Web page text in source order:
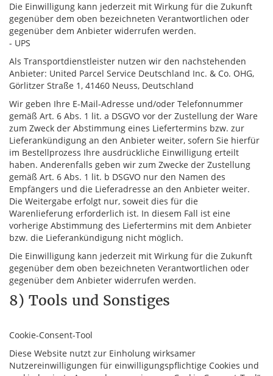
Die Einwilligung kann jederzeit mit Wirkung für die Zukunft
gegenüber dem oben bezeichneten Verantwortlichen oder
gegenüber dem Anbieter widerrufen werden.
- UPS
Als Transportdienstleister nutzen wir den nachstehenden
Anbieter: United Parcel Service Deutschland Inc. & Co. OHG,
Görlitzer Straße 1, 41460 Neuss, Deutschland
Wir geben Ihre E-Mail-Adresse und/oder Telefonnummer
gemäß Art. 6 Abs. 1 lit. a DSGVO vor der Zustellung der Ware
zum Zweck der Abstimmung eines Liefertermins bzw. zur
Lieferankündigung an den Anbieter weiter, sofern Sie hierfür
im Bestellprozess Ihre ausdrückliche Einwilligung erteilt
haben. Anderenfalls geben wir zum Zwecke der Zustellung
gemäß Art. 6 Abs. 1 lit. b DSGVO nur den Namen des
Empfängers und die Lieferadresse an den Anbieter weiter.
Die Weitergabe erfolgt nur, soweit dies für die
Warenlieferung erforderlich ist. In diesem Fall ist eine
vorherige Abstimmung des Liefertermins mit dem Anbieter
bzw. die Lieferankündigung nicht möglich.
Die Einwilligung kann jederzeit mit Wirkung für die Zukunft
gegenüber dem oben bezeichneten Verantwortlichen oder
gegenüber dem Anbieter widerrufen werden.
8) Tools und Sonstiges
Cookie-Consent-Tool
Diese Website nutzt zur Einholung wirksamer
Nutzereinwilligungen für einwilligungspflichtige Cookies und